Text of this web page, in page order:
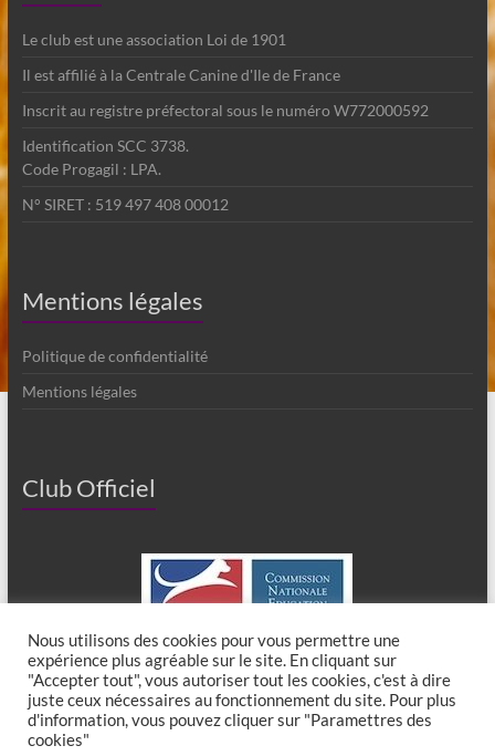
Le club est une association Loi de 1901
Il est affilié à la Centrale Canine d'Ile de France
Inscrit au registre préfectoral sous le numéro W772000592
Identification SCC 3738.
Code Progagil : LPA.
N° SIRET : 519 497 408 00012
Mentions légales
Politique de confidentialité
Mentions légales
Club Officiel
Nous utilisons des cookies pour vous permettre une
expérience plus agréable sur le site. En cliquant sur
"Accepter tout", vous autoriser tout les cookies, c'est à dire
juste ceux nécessaires au fonctionnement du site. Pour plus
d'information, vous pouvez cliquer sur "Paramettres des
cookies"